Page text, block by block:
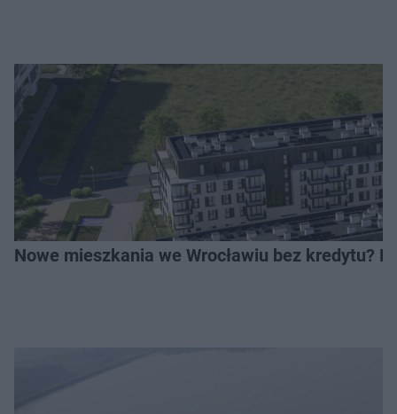
Nowe mieszkania we Wrocławiu bez kredytu?